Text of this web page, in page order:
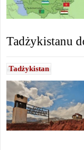
Tadżykistanu
Tadżykistan